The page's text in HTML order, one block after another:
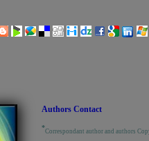
Authors Contact
*Correspondant author and authors